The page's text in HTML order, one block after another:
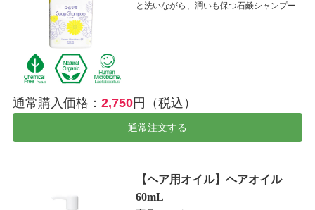
と洗いながら、潤いも保つ石鹸シャンプー...
通常購入価格： 2,750円（税込）
通常注文する
【ヘア用オイル】ヘアオイル
60mL